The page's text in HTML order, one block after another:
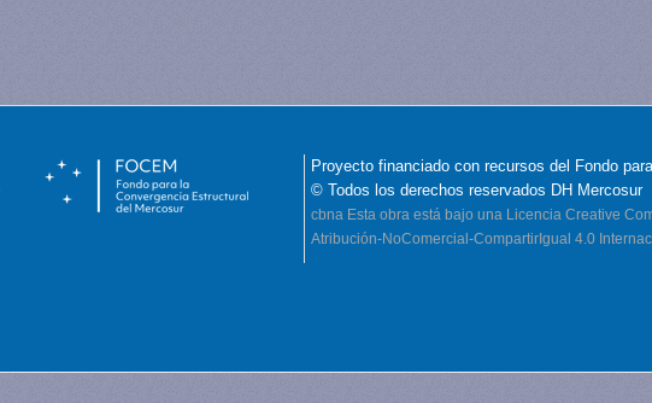
Proyecto financiado con recursos del Fondo
© Todos los derechos reservados DH Mercosur
cbna Esta obra está bajo una Licencia Creative
Atribución-NoComercial-CompartirIgual 4.0